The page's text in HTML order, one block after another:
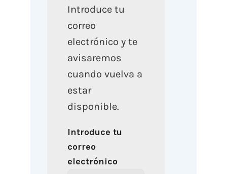
Introduce tu
correo
electrónico y te
avisaremos
cuando vuelva a
estar
disponible.
Introduce tu
correo
electrónico